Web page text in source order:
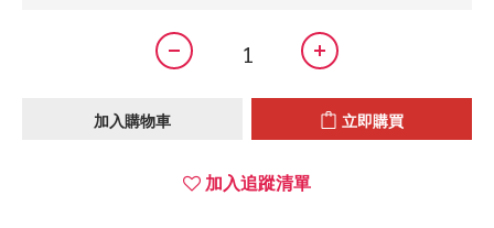
加入購物車 立即購買
加入追蹤清單